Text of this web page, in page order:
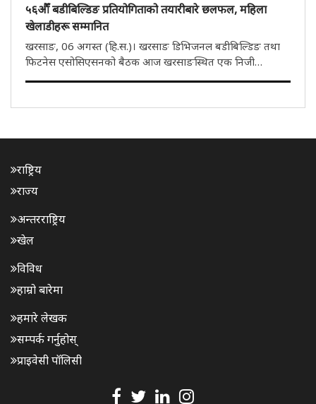
५६औँ बडीबिल्डिङ प्रतियोगिताको तयारीबारे छलफल, महिला
खेलाडीहरू सम्मानित
खरसाङ, 06 अगस्त (हि.स.)। खरसाङ डिभिजनल बडीबिल्डिङ तथा
फिटनेस एसोसिएसनको बैठक आज खरसाङस्थित एक निजी
व्यवस्थापनबारे विस्तृत छलफल गरिएको छ। ..
राष्ट्रिय
राज्य
अन्तरराष्ट्रिय
खेल
विविध
हाम्रो बारेमा
हमारे लेखक
सम्पर्क गर्नुहोस्
प्राइवेसी पॉलिसी